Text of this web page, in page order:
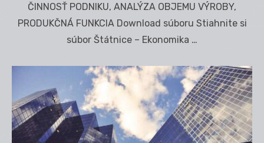
ČINNOSŤ PODNIKU, ANALÝZA OBJEMU VÝROBY,
PRODUKČNÁ FUNKCIA Download súboru Stiahnite si
súbor Štátnice – Ekonomika …